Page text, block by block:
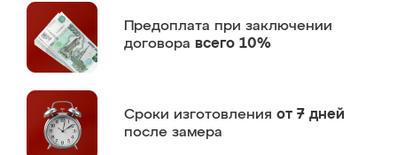
Предоплата при заключении
договора всего 10%
Сроки изготовления от 7 дней
после замера